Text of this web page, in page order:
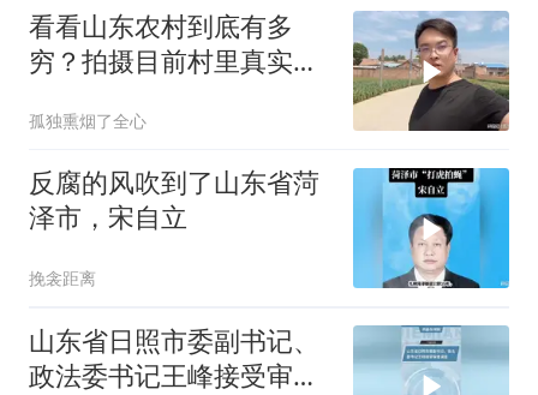
看看山东农村到底有多
穷？拍摄目前村里真实现
孤独熏烟了全心
反腐的风吹到了山东省菏
泽市，宋自立
挽衾距离
山东省日照市委副书记、
政法委书记王峰接受审查